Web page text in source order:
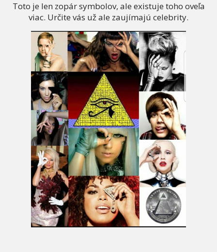
Toto je len zopár symbolov, ale existuje toho oveľa
viac. Určite vás už ale zaujímajú celebrity.